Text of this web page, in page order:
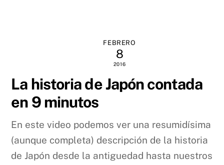
FEBRERO
8
2016
La historia de Japón contada
en 9 minutos
En este video podemos ver una resumidísima
(aunque completa) descripción de la historia
de Japón desde la antiguedad hasta nuestros